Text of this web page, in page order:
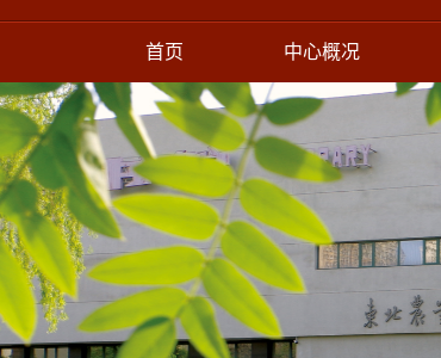
首页 中心概况